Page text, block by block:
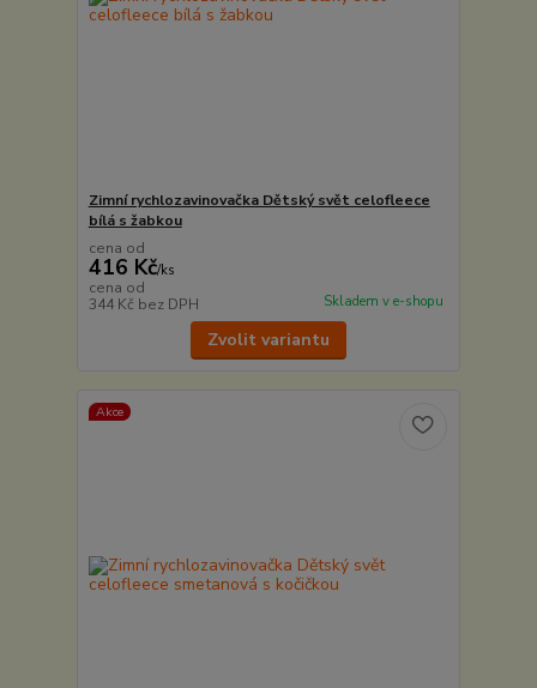
Zimní rychlozavinovačka Dětský svět celofleece
bílá s žabkou
cena od
416 Kč/ks
cena od
344 Kč bez DPH Skladem v e-shopu
Zvolit variantu
Akce